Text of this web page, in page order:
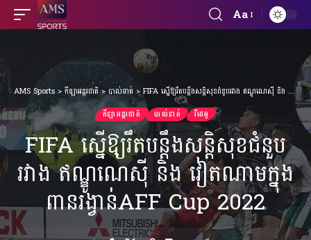
Font
Aa
AMS Sports > កីឡាអន្តរជាតិ> បាល់ទាត់ >FIFA ស្នើឱ្យរឹតបន្តឹងសន្តិសុខជំនួបរវាង ឥណ្ឌូណេស៊ី និង វៀតណាមក្នុងពានរង្វាន់AFF Cup 2022
កីឡាអន្តរជាតិ បាល់ទាត់ វីដេអូ
FIFA ស្នើឱ្យរឹតបន្តឹងសន្តិសុខជំនួប
រវាង ឥណ្ឌូណេស៊ី និង វៀតណាមក្នុង
ពានរង្វាន់AFF Cup 2022